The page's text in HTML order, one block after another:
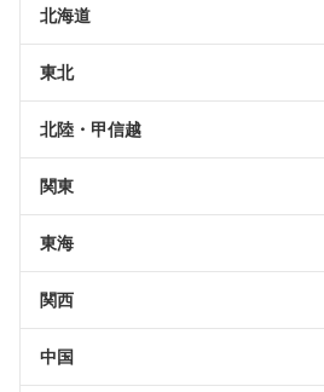
北海道
東北
北陸・甲信越
関東
東海
関西
中国